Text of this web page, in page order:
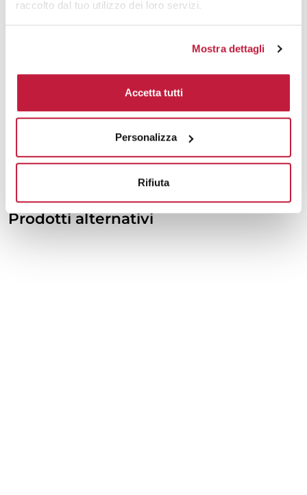
raccolto dal tuo utilizzo dei loro servizi.
Mostra dettagli
Accetta tutti
Personalizza
Rifiuta
5000 € 15,37
Area di personalizzazione
Domande e risposte
Prodotti alternativi